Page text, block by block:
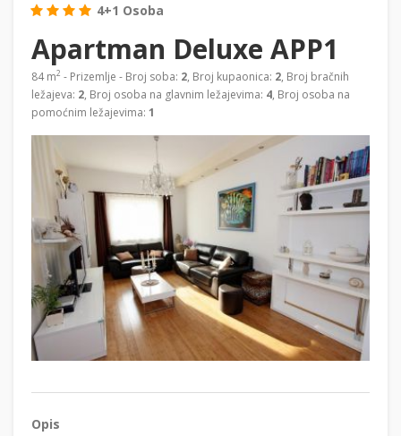
4+1 Osoba
Apartman Deluxe APP1
84 m2 - Prizemlje - Broj soba: 2, Broj kupaonica: 2, Broj bračnih
ležajeva: 2, Broj osoba na glavnim ležajevima: 4, Broj osoba na
pomoćnim ležajevima: 1
Opis